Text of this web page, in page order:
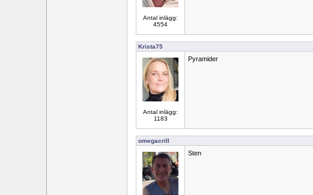
Antal inlägg:
4554
Krista75
Antal inlägg:
1183
Pyramider
omegacrill
Sten